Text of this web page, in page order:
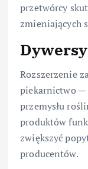
przetwórcy
zmieniających
Rozszerzenie
piekarnictwo
przemysłu
produktów
zwiększyć
producentów.